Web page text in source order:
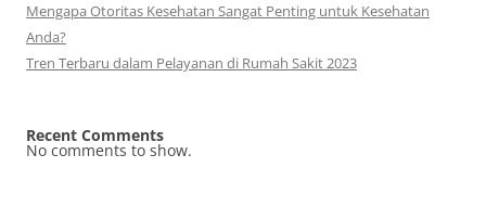
Mengapa Otoritas Kesehatan Sangat Penting untuk Kesehatan
Anda?
Tren Terbaru dalam Pelayanan di Rumah Sakit 2023
Recent Comments
No comments to show.